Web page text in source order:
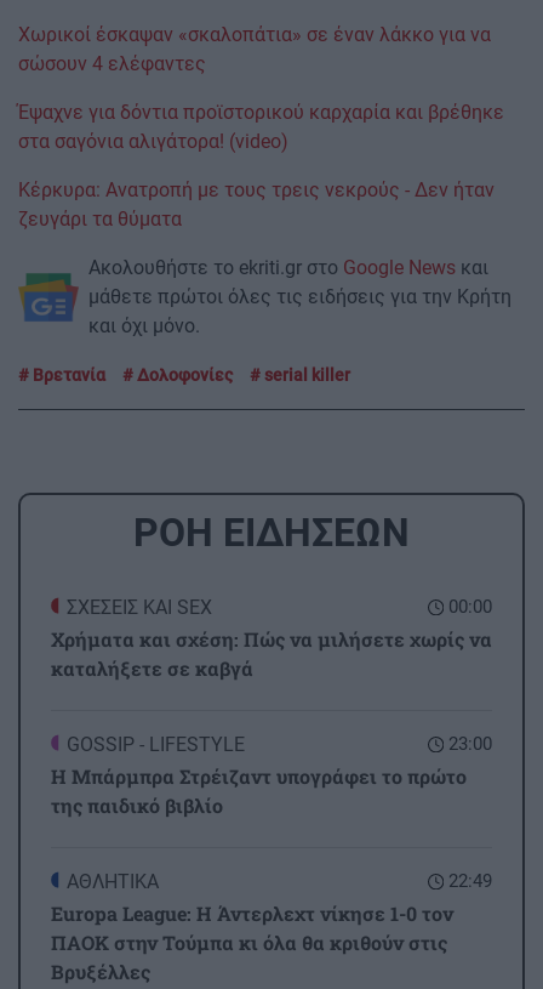
Χωρικοί έσκαψαν «σκαλοπάτια» σε έναν λάκκο για να
σώσουν 4 ελέφαντες
Έψαχνε για δόντια προϊστορικού καρχαρία και βρέθηκε
στα σαγόνια αλιγάτορα! (video)
Κέρκυρα: Ανατροπή με τους τρεις νεκρούς - Δεν ήταν
ζευγάρι τα θύματα
Ακολουθήστε το ekriti.gr στο Google News και
μάθετε πρώτοι όλες τις ειδήσεις για την Κρήτη
και όχι μόνο.
Βρετανία Δολοφονίες serial killer
ΡΟΗ ΕΙΔΗΣΕΩΝ
00:00
ΣΧΕΣΕΙΣ ΚΑΙ SEX
Χρήματα και σχέση: Πώς να μιλήσετε χωρίς να
καταλήξετε σε καβγά
23:00
GOSSIP - LIFESTYLE
Η Μπάρμπρα Στρέιζαντ υπογράφει το πρώτο
της παιδικό βιβλίο
22:49
ΑΘΛΗΤΙΚΑ
Europa League: Η Άντερλεχτ νίκησε 1-0 τον
ΠΑΟΚ στην Τούμπα κι όλα θα κριθούν στις
Βρυξέλλες